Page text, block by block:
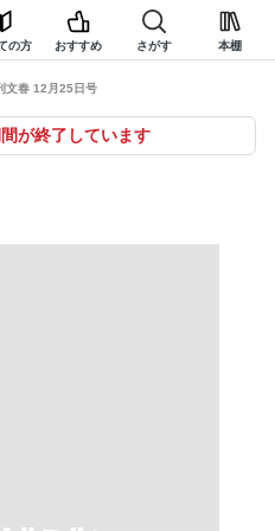
の方 おすすめ さがす 本棚
文春 12月25日号
が終了しています